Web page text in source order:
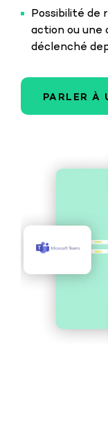
Possibilité de
action ou une
déclenché
PARLER À